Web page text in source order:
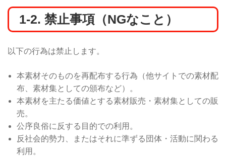
1-2. 禁止事項（NGなこと）
以下の行為は禁止します。
本素材そのものを再配布する行為（他サイトでの素材配
布、素材集としての頒布など）。
本素材を主たる価値とする素材販売・素材集としての販
売。
公序良俗に反する目的での利用。
反社会的勢力、またはそれに準ずる団体・活動に関わる
利用。